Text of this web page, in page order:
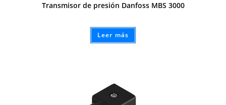
Transmisor de presión Danfoss MBS 3000
Leer más